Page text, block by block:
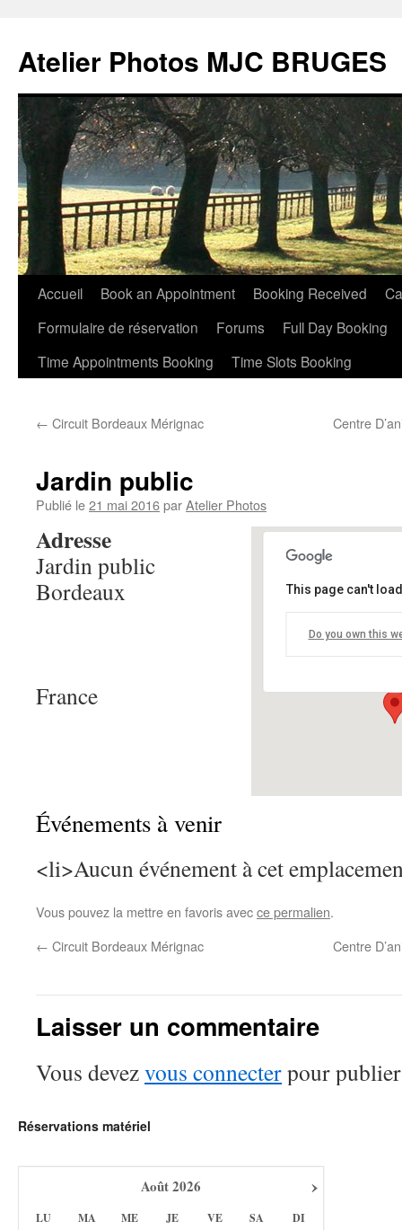
Atelier Photos MJC BRUGES
Aller
contenu
Accueil Book an Appointment Booking Received
Formulaire de réservation
Forums
Full Day Booking
Time Appointments Booking
Time Slots Booking
← Circuit Bordeaux Mérignac Centre
Jardin public
Publié le21 mai 2016parAtelier Photos
This page can't
Do you own this
Adresse
Jardin public
Bordeaux
France
Événements à venir
<li>Aucun événement à cet
Vous pouvez la mettre en favoris avecce permalien.
← Circuit Bordeaux Mérignac Centre
Laisser un commentaire
Vous devezvous connecterpour
Réservations matériel
›
Août2026
LU MA ME JE VE SA DI